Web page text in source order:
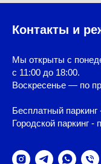
Контакты и
Мы открыты с
с 11:00 до 18:00.
Воскресенье — по
Бесплатный паркинг
Городской паркинг -